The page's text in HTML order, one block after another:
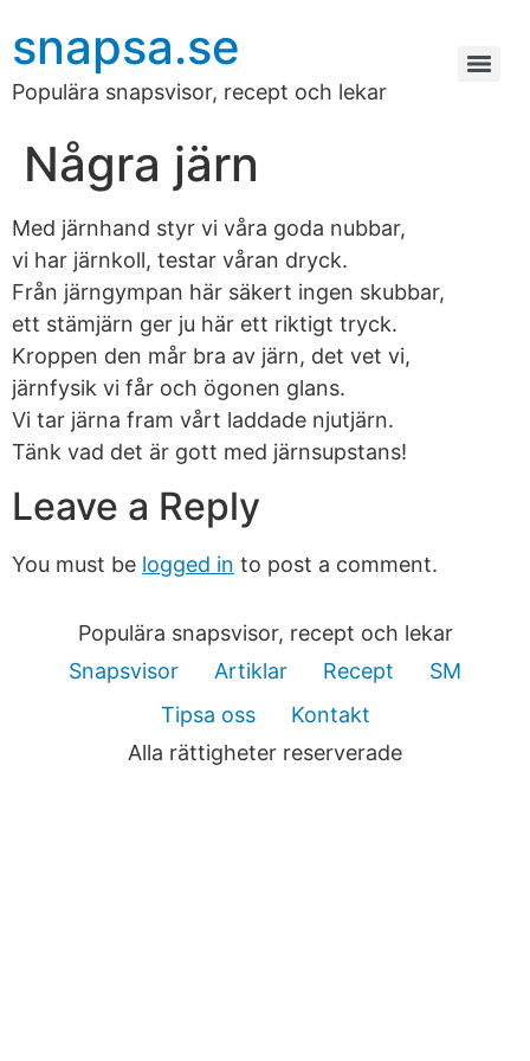
snapsa.se
Populära snapsvisor, recept och lekar
Några järn
Med järnhand styr vi våra goda nubbar,
vi har järnkoll, testar våran dryck.
Från järngympan här säkert ingen skubbar,
ett stämjärn ger ju här ett riktigt tryck.
Kroppen den mår bra av järn, det vet vi,
järnfysik vi får och ögonen glans.
Vi tar järna fram vårt laddade njutjärn.
Tänk vad det är gott med järnsupstans!
Leave a Reply
You must be logged in to post a comment.
Populära snapsvisor, recept och lekar
Snapsvisor
Artiklar Recept
SM
Tipsa oss
Kontakt
Alla rättigheter reserverade